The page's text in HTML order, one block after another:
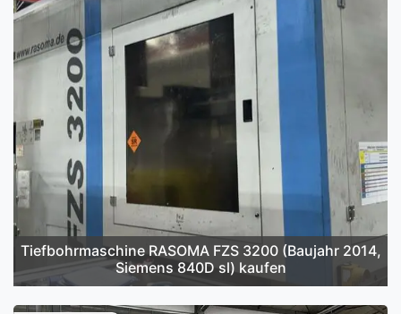
Tiefbohrmaschine RASOMA FZS 3200 (Baujahr 2014,
Siemens 840D sl) kaufen